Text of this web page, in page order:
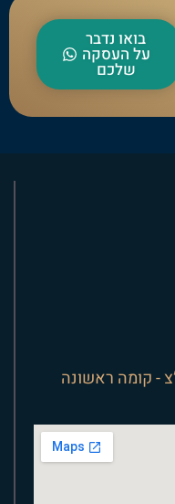
בואו נדבר
על העסקה
שלכם
- קומה ראשונה